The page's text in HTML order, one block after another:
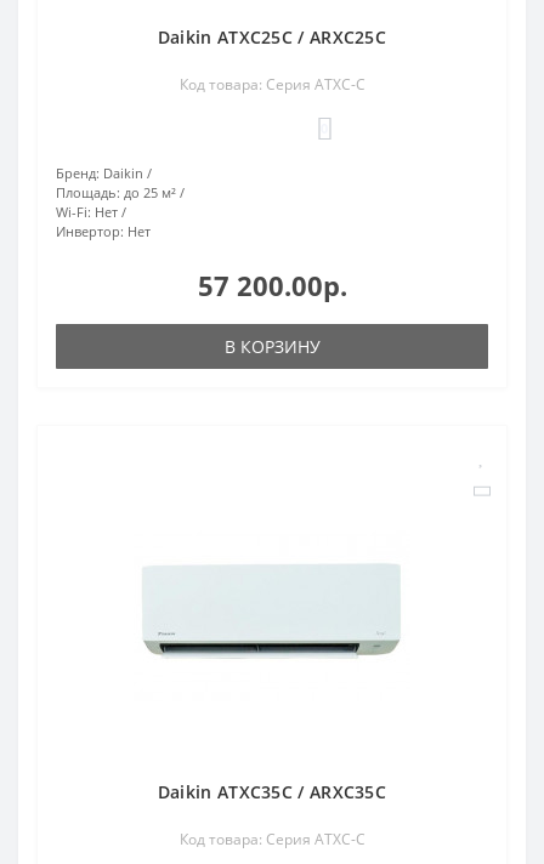
Daikin ATXC25C / ARXC25C
Код товара: Серия ATXC-C
Бренд: Daikin
Площадь: до 25 м²
Wi-Fi: Нет
Инвертор: Нет
57 200.00р.
В КОРЗИНУ
Daikin ATXC35С / ARXC35С
Код товара: Серия ATXC-C